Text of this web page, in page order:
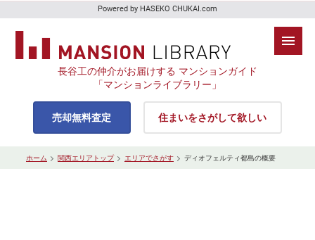
Powered by HASEKO CHUKAI.com
長谷工の仲介がお届けする マンションガイド
「マンションライブラリー」
売却無料査定 住まいをさがして欲しい
ホーム 関西エリアトップ エリアでさがす ディオフェルティ都島の概要